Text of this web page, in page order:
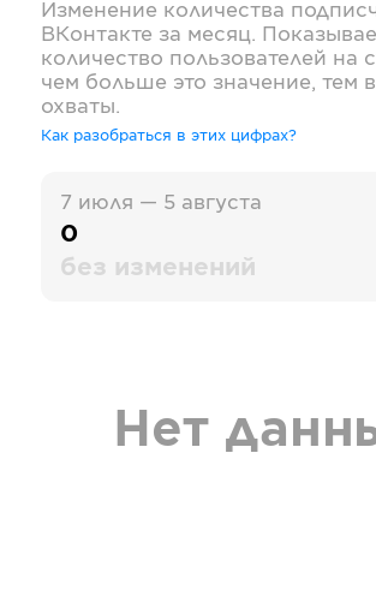
Изменение количества
ВКонтакте за месяц.
количество пользователей на
чем больше это значение, тем
охваты.
Как разобраться в этих цифрах?
7 июля — 5 августа
0
без изменений
Нет